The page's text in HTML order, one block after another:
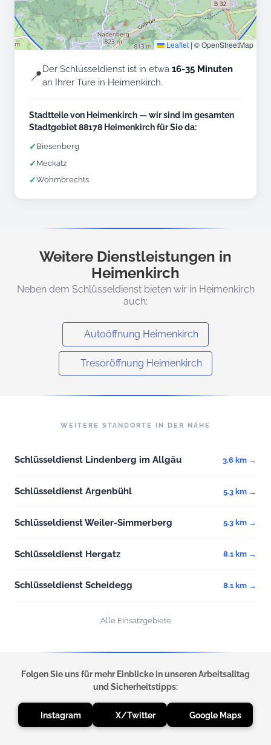
Leaflet | © OpenStreetMap
📍Der Schlüsseldienst ist in etwa 16-35 Minuten
an Ihrer Türe in Heimenkirch.
Stadtteile von Heimenkirch — wir sind im gesamten
Stadtgebiet 88178 Heimenkirch für Sie da:
✓ Biesenberg
✓ Meckatz
✓Wohmbrechts
Weitere Dienstleistungen in
Heimenkirch
Neben dem Schlüsseldienst bieten wir in Heimenkirch
auch:
Autoöffnung Heimenkirch
Tresoröffnung Heimenkirch
WEITERE STANDORTE IN DER NÄHE
Schlüsseldienst Lindenberg im Allgäu 3.6 km →
Schlüsseldienst Argenbühl 5.3 km →
Schlüsseldienst Weiler-Simmerberg 5.3 km →
Schlüsseldienst Hergatz 8.1 km →
Schlüsseldienst Scheidegg 8.1 km →
Alle Einsatzgebiete
Folgen Sie uns für mehr Einblicke in unseren Arbeitsalltag
und Sicherheitstipps:
Instagram X/Twitter Google Maps